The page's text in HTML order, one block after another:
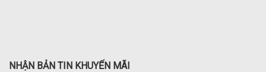
NHẬN BẢN TIN KHUYẾN MÃI